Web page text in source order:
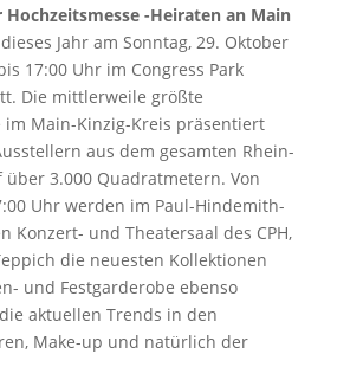
Hochzeitsmesse -Heiraten an Main
Jahr am Sonntag, 29. Oktober
17:00 Uhr im Congress Park
Die mittlerweile größte
im Main-Kinzig-Kreis präsentiert
aus dem gesamten Rhein-
über 3.000 Quadratmetern. Von
Uhr werden im Paul-Hindemith-
Konzert- und Theatersaal des CPH,
die neuesten Kollektionen
und Festgarderobe ebenso
aktuellen Trends in den
Make-up und natürlich der